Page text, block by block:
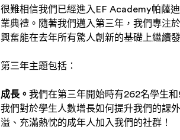
很難相信我們已經進入EF Academy帕薩
業典禮。隨著我們邁入第三年，我們專
興奮能在去年所有驚人創新的基礎上繼續發
第三年主題包括：
成長。 我們在第三年開始時有262名學生
我們對於學生人數增長如何提升我們的課
溢、充滿熱忱的成年人加入我們的社群！